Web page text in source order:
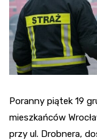
Poranny piątek 19
mieszkańców
przy ul. Drobnera,